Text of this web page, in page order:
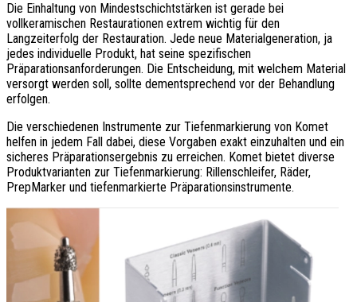
Die Einhaltung von Mindestschichtstärken ist gerade bei
vollkeramischen Restaurationen extrem wichtig für den
Langzeiterfolg der Restauration. Jede neue Materialgeneration, ja
jedes individuelle Produkt, hat seine spezifischen
Präparationsanforderungen. Die Entscheidung, mit welchem Material
versorgt werden soll, sollte dementsprechend vor der Behandlung
erfolgen.
Die verschiedenen Instrumente zur Tiefenmarkierung von Komet
helfen in jedem Fall dabei, diese Vorgaben exakt einzuhalten und ein
sicheres Präparationsergebnis zu erreichen. Komet bietet diverse
Produktvarianten zur Tiefenmarkierung: Rillenschleifer, Räder,
PrepMarker und tiefenmarkierte Präparationsinstrumente.